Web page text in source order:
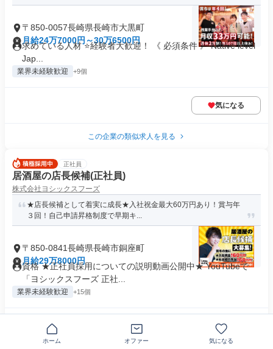
〒850-0057長崎県長崎市大黒町
月給24万7000円～30万6500円
求めている人材 ⭐経験者大歓迎！ 《 必須条件 》 Native level
Jap...
業界未経験歓迎 +9個
気になる
この企業の類似求人を見る
正社員
居酒屋の店長候補(正社員)
株式会社ヨシックスフーズ
★店長候補として着実に成長★入社祝金最大60万円あり！賞与年
３回！自己申請昇格制度で早期キ...
〒850-0841長崎県長崎市銅座町
月給29万8000円
資格 ★正社員採用についての説明動画公開中★ YouTubeで
「ヨシックスフーズ 正社...
業界未経験歓迎 +15個
気になる
ホーム オファー 気になる